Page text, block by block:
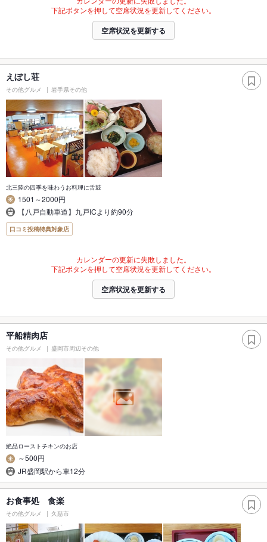
下記ボタンを押して空席状況を更新してください。
空席状況を更新する
えぼし荘
その他グルメ 岩手県その他
北三陸の四季を味わうお料理に舌鼓
1501～2000円
【八戸自動車道】九戸ICより約90分
口コミ投稿特典対象店
カレンダーの更新に失敗しました。
下記ボタンを押して空席状況を更新してください。
空席状況を更新する
平船精肉店
その他グルメ 盛岡市周辺その他
絶品ローストチキンのお店
～500円
JR盛岡駅から車12分
お食事処 食楽
その他グルメ 久慈市